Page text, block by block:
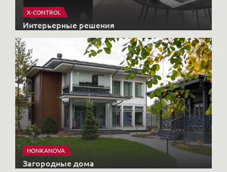
X-CONTROL
Интерьерные решения
HONKANOVA
Загородные дома